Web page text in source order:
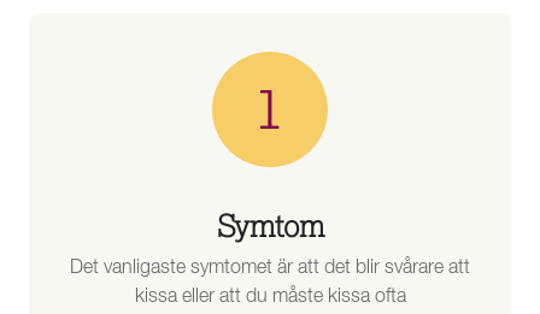
Symtom
Det vanligaste symtomet är att det blir svårare att
kissa eller att du måste kissa ofta